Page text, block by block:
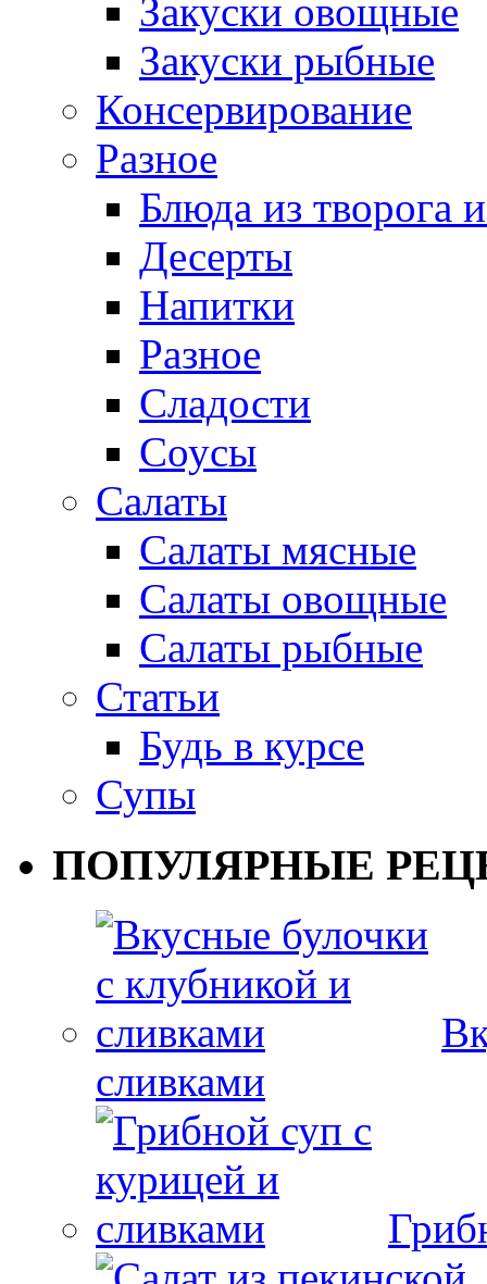
Закуски овощные
Закуски рыбные
Консервирование
Разное
Блюда из творога
Десерты
Напитки
Разное
Сладости
Соусы
Салаты
Салаты мясные
Салаты овощные
Салаты рыбные
Статьи
Будь в курсе
Супы
ПОПУЛЯРНЫЕ
сливками